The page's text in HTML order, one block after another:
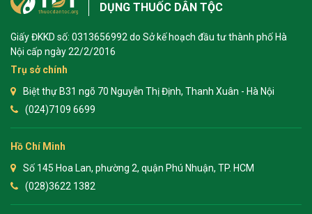
DỤNG THUỐC DÂN TỘC
Giấy ĐKKD số: 0313656992 do Sở kế hoạch đầu tư thành phố Hà
Nội cấp ngày 22/2/2016
Trụ sở chính
Biệt thự B31 ngõ 70 Nguyễn Thị Định, Thanh Xuân - Hà Nội
(024)7109 6699
Hồ Chí Minh
Số 145 Hoa Lan, phường 2, quận Phú Nhuận, TP. HCM
(028)3622 1382